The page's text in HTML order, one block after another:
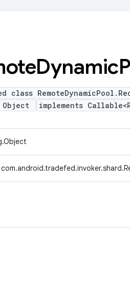
Dynamic
class
Object
implements